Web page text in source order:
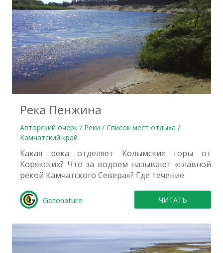
0
Река Пенжина
Авторский очерк / Реки / Список мест отдыха /
Камчатский край
Какая река отделяет Колымские горы от
Корякских? Что за водоем называют «главной
рекой Камчатского Севера»? Где течение
Gotonature ЧИТАТЬ